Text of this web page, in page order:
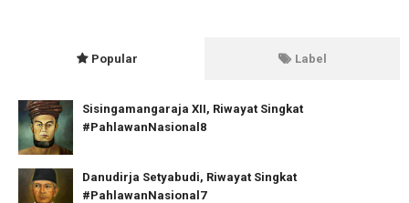
Popular Label
Sisingamangaraja XII, Riwayat Singkat
#PahlawanNasional8
Danudirja Setyabudi, Riwayat Singkat
#PahlawanNasional7